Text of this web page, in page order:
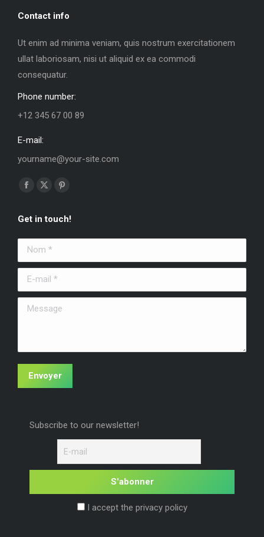
Contact info
Ut enim ad minima veniam, quis nostrum exercitationem
ullat laboriosam, nisi ut aliquid ex ea commodi
consequatur.
Phone number:
+12 345 67 00 89
E-mail:
yourname@your-site.com
Trouvez nous sur :
La
Facebook
s'ouvre
dans
une
nouvelle
fenêtre
La
X
s'ouvre
dans
une
nouvelle
fenêtre
La
Pinterest
s'ouvre
une
fenêtre
Get in touch!
Nom *
E-mail *
Message
Envoyer
Subscribe to our newsletter!
I accept the privacy policy